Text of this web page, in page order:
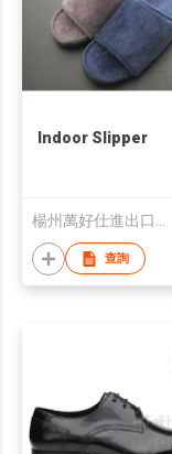
Indoor Slipper
查詢